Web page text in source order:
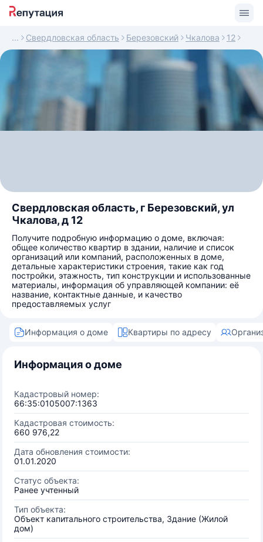
Свердловская область Березовский Чкалова 12
Свердловская область, г Березовский, ул
Чкалова, д 12
Получите подробную информацию о доме, включая:
общее количество квартир в здании, наличие и список
организаций или компаний, расположенных в доме,
детальные характеристики строения, такие как год
постройки, этажность, тип конструкции и использованные
материалы, информация об управляющей компании: её
название, контактные данные, и качество
предоставляемых услуг
Информация о доме Квартиры по адресу
Информация о доме
Кадастровый номер:
66:35:0105007:1363
Кадастровая стоимость:
660 976,22
Дата обновления стоимости:
01.01.2020
Статус объекта:
Ранее учтенный
Тип объекта:
Объект капитального строительства, Здание (Жилой
дом)